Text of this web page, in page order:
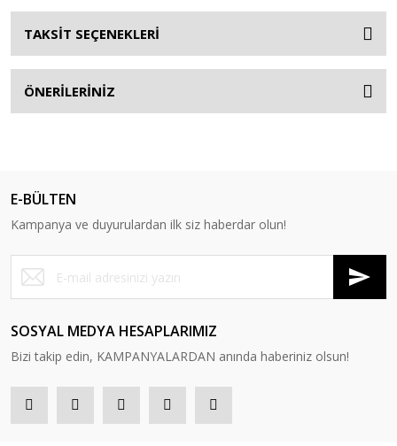
TAKSİT SEÇENEKLERİ
ÖNERİLERİNİZ
E-BÜLTEN
Kampanya ve duyurulardan ilk siz haberdar olun!
SOSYAL MEDYA HESAPLARIMIZ
Bizi takip edin, KAMPANYALARDAN anında haberiniz olsun!